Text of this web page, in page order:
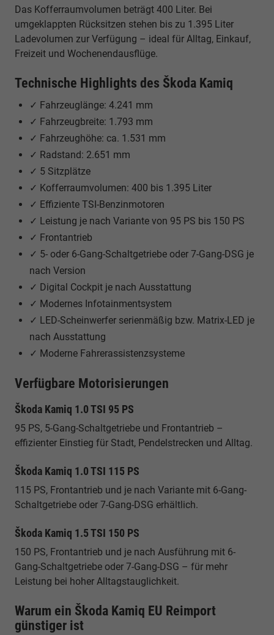
Das Kofferraumvolumen beträgt 400 Liter. Bei
umgeklappten Rücksitzen stehen bis zu 1.395 Liter
Ladevolumen zur Verfügung – ideal für Alltag, Einkauf,
Freizeit und Wochenendausflüge.
Technische Highlights des Škoda Kamiq
✓ Fahrzeuglänge: 4.241 mm
✓ Fahrzeugbreite: 1.793 mm
✓ Fahrzeughöhe: ca. 1.531 mm
✓ Radstand: 2.651 mm
✓ 5 Sitzplätze
✓ Kofferraumvolumen: 400 bis 1.395 Liter
✓ Effiziente TSI-Benzinmotoren
✓ Leistung je nach Variante von 95 PS bis 150 PS
✓ Frontantrieb
✓ 5- oder 6-Gang-Schaltgetriebe oder 7-Gang-DSG je
nach Version
✓ Digital Cockpit je nach Ausstattung
✓ Modernes Infotainmentsystem
✓ LED-Scheinwerfer serienmäßig bzw. Matrix-LED je
nach Ausstattung
✓ Moderne Fahrerassistenzsysteme
Verfügbare Motorisierungen
Škoda Kamiq 1.0 TSI 95 PS
95 PS, 5-Gang-Schaltgetriebe und Frontantrieb –
effizienter Einstieg für Stadt, Pendelstrecken und Alltag.
Škoda Kamiq 1.0 TSI 115 PS
115 PS, Frontantrieb und je nach Variante mit 6-Gang-
Schaltgetriebe oder 7-Gang-DSG erhältlich.
Škoda Kamiq 1.5 TSI 150 PS
150 PS, Frontantrieb und je nach Ausführung mit 6-
Gang-Schaltgetriebe oder 7-Gang-DSG – für mehr
Leistung bei hoher Alltagstauglichkeit.
Warum ein Škoda Kamiq EU Reimport
günstiger ist